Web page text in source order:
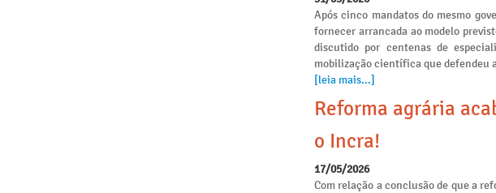
Após cinco mandatos do mesmo
fornecer arrancada ao modelo
discutido por centenas de
mobilização científica que defendeu
[leia mais...]
Reforma agrária
o Incra!
17/05/2026
Com relação a conclusão de que a